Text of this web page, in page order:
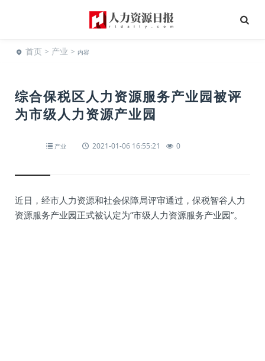
首页 > 产业 > 内容
综合保税区人力资源服务产业园被评
为市级人力资源产业园
产业 2021-01-06 16:55:21 0
近日，经市人力资源和社会保障局评审通过，保税智谷人力
资源服务产业园正式被认定为“市级人力资源服务产业园”。